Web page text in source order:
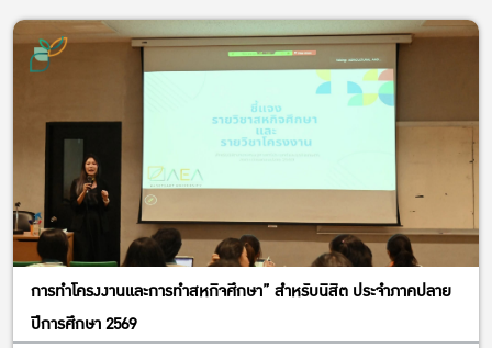
การทำโครงงานและการทำสหกิจศึกษา” สำหรับนิสิต ประจำภาคปลาย
ปีการศึกษา 2569